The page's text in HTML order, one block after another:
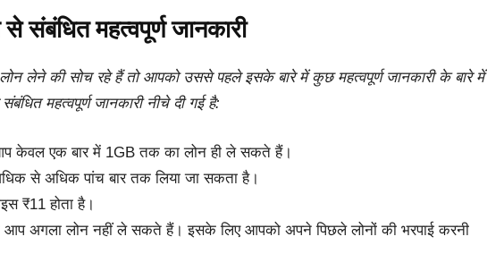
से संबंधित महत्वपूर्ण जानकारी
लेने की सोच रहे हैं तो आपको उससे पहले इसके बारे में कुछ महत्वपूर्ण जानकारी के बारे में
महत्वपूर्ण जानकारी नीचे दी गई है:
केवल एक बार में 1GB तक का लोन ही ले सकते हैं।
से अधिक पांच बार तक लिया जा सकता है।
₹11 होता है।
आप अगला लोन नहीं ले सकते हैं। इसके लिए आपको अपने पिछले लोनों की भरपाई करनी